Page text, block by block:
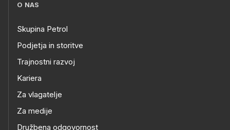
O NAS
Skupina Petrol
Podjetja in storitve
Trajnostni razvoj
Kariera
Za vlagatelje
Za medije
Družbena odgovornost